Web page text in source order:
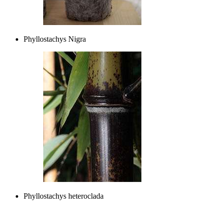
Phyllostachys Nigra
Phyllostachys heteroclada